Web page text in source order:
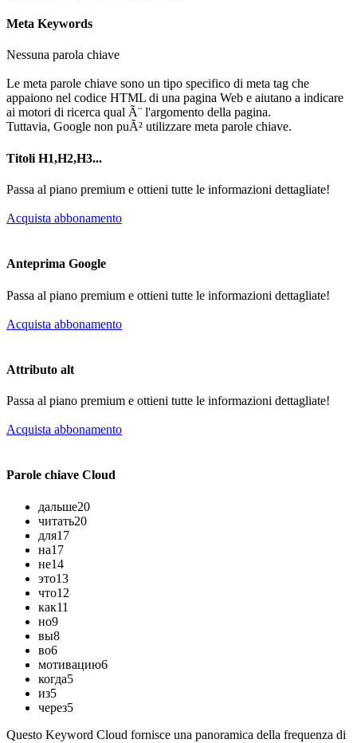
Meta Keywords
Nessuna parola chiave
Le meta parole chiave sono un tipo specifico di meta tag che
appaiono nel codice HTML di una pagina Web e aiutano a indicare
ai motori di ricerca qual Ã¨ l'argomento della pagina.
Tuttavia, Google non puÃ² utilizzare meta parole chiave.
Titoli H1,H2,H3...
Passa al piano premium e ottieni tutte le informazioni dettagliate!
Acquista abbonamento
Anteprima Google
Passa al piano premium e ottieni tutte le informazioni dettagliate!
Acquista abbonamento
Attributo alt
Passa al piano premium e ottieni tutte le informazioni dettagliate!
Acquista abbonamento
Parole chiave Cloud
дальше20
читать20
для17
на17
не14
это13
что12
как11
но9
вы8
во6
мотивацию6
когда5
из5
через5
Questo Keyword Cloud fornisce una panoramica della frequenza di